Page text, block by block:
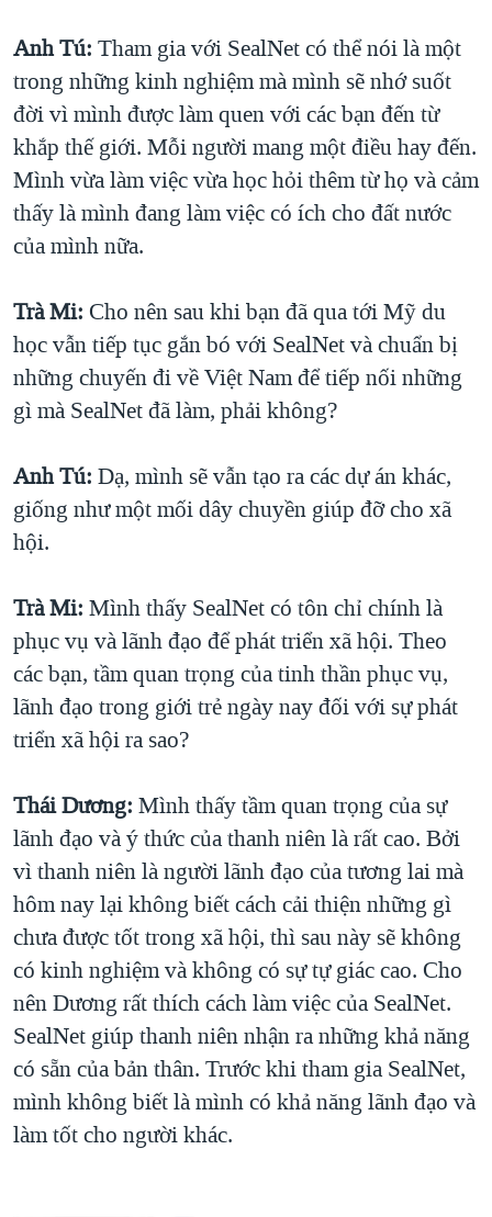
Anh Tú: Tham gia với SealNet có thể nói là một
trong những kinh nghiệm mà mình sẽ nhớ suốt
đời vì mình được làm quen với các bạn đến từ
khắp thế giới. Mỗi người mang một điều hay đến.
Mình vừa làm việc vừa học hỏi thêm từ họ và cảm
thấy là mình đang làm việc có ích cho đất nước
của mình nữa.
Trà Mi: Cho nên sau khi bạn đã qua tới Mỹ du
học vẫn tiếp tục gắn bó với SealNet và chuẩn bị
những chuyến đi về Việt Nam để tiếp nối những
gì mà SealNet đã làm, phải không?
Anh Tú: Dạ, mình sẽ vẫn tạo ra các dự án khác,
giống như một mối dây chuyền giúp đỡ cho xã
hội.
Trà Mi: Mình thấy SealNet có tôn chỉ chính là
phục vụ và lãnh đạo để phát triển xã hội. Theo
các bạn, tầm quan trọng của tinh thần phục vụ,
lãnh đạo trong giới trẻ ngày nay đối với sự phát
triển xã hội ra sao?
Thái Dương: Mình thấy tầm quan trọng của sự
lãnh đạo và ý thức của thanh niên là rất cao. Bởi
vì thanh niên là người lãnh đạo của tương lai mà
hôm nay lại không biết cách cải thiện những gì
chưa được tốt trong xã hội, thì sau này sẽ không
có kinh nghiệm và không có sự tự giác cao. Cho
nên Dương rất thích cách làm việc của SealNet.
SealNet giúp thanh niên nhận ra những khả năng
có sẵn của bản thân. Trước khi tham gia SealNet,
mình không biết là mình có khả năng lãnh đạo và
làm tốt cho người khác.